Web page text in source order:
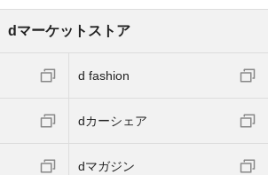
dマーケットストア
d fashion
dカーシェア
dマガジン